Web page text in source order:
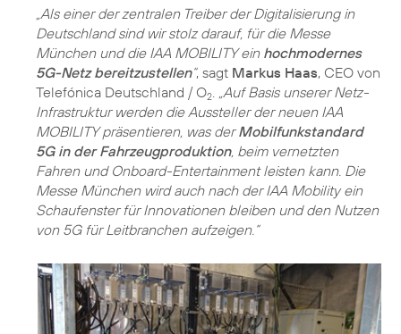
„Als einer der zentralen Treiber der Digitalisierung in
Deutschland sind wir stolz darauf, für die Messe
München und die IAA MOBILITY ein hochmodernes
5G-Netz bereitzustellen“, sagt Markus Haas, CEO von
Telefónica Deutschland / O2
„Auf Basis unserer Netz-
Infrastruktur werden die Aussteller der neuen IAA
MOBILITY präsentieren, was derMobilfunkstandard
5G in der Fahrzeugproduktion, beim vernetzten
Fahren und Onboard-Entertainment leisten kann. Die
Messe München wird auch nach der IAA Mobility ein
Schaufenster für Innovationen bleiben und den Nutzen
von 5G für Leitbranchen aufzeigen.“